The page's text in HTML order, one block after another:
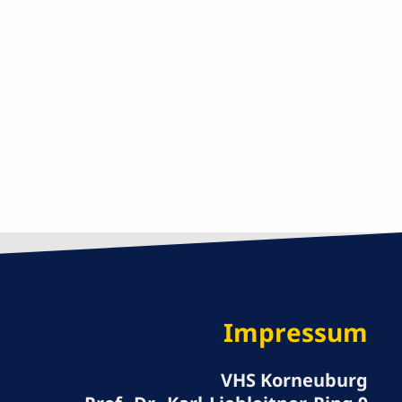
Impressum
VHS Korneuburg